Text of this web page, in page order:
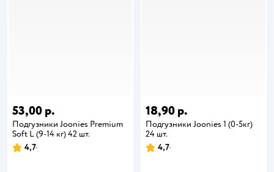
53,00 р.
Подгузники Joonies Premium
Soft L (9-14 кг) 42 шт.
4,7
18,90 р.
Подгузники Joonies 1 (0-5кг)
24 шт.
4,7